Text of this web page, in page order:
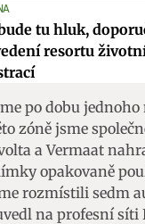
tu hluk,
resortu
po dobu jednoho
zóně jsme
a Vermaat
opakovaně
rozmístili sedm
na profesní